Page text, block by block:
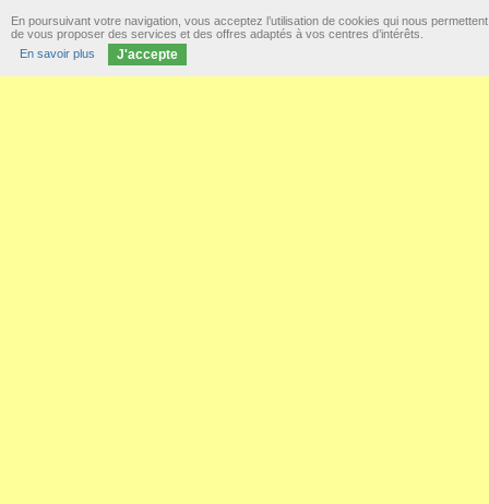
En poursuivant votre navigation, vous acceptez l’utilisation de cookies qui nous permettent
de vous proposer des services et des offres adaptés à vos centres d’intérêts.
En savoir plus
J'accepte